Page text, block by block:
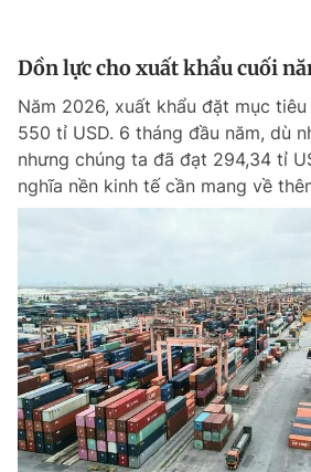
Chuyên mục
Chuyên mục khác
Tin thị trường Tin
Video
Sản phẩm khác
Thông tin tài khoản
Đổi mật khẩu
Tin đã lưu
Dồn lực cho xuất khẩu cuối
Năm 2026, xuất khẩu đặt mục
550 tỉ USD. 6 tháng đầu năm, dù
nhưng chúng ta đã đạt 294,34 tỉ
nghĩa nền kinh tế cần mang về